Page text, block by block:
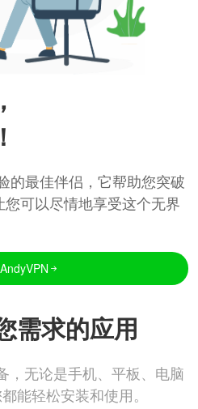
的最佳伴侣，它帮助您突破
可以尽情地享受这个无界
需求的应用
，无论是手机、平板、电脑
能轻松安装和使用。